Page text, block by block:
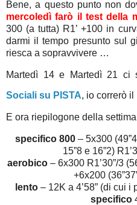
Bene, a questo punto non
mercoledì farò il test della
300 (a tutta) R1’ +100 in
darmi il tempo presunto sul
riesca a sopravvivere …
Martedì 14 e Martedì 21 ci
Sociali su PISTA, io correrò
E ora riepilogone della
specifico 800– 5x300
15”8 e 16”2)
aerobico– 6x300 R1’30”/3
+6x200
lento– 12K a 4’58” (di cui i
specifico